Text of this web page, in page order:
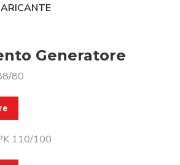
Generatore
80
110/100